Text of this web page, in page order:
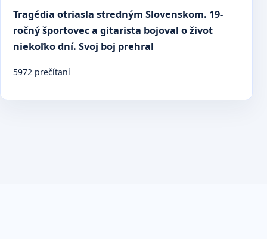
Tragédia otriasla stredným Slovenskom. 19-
ročný športovec a gitarista bojoval o život
niekoľko dní. Svoj boj prehral
5972 prečítaní